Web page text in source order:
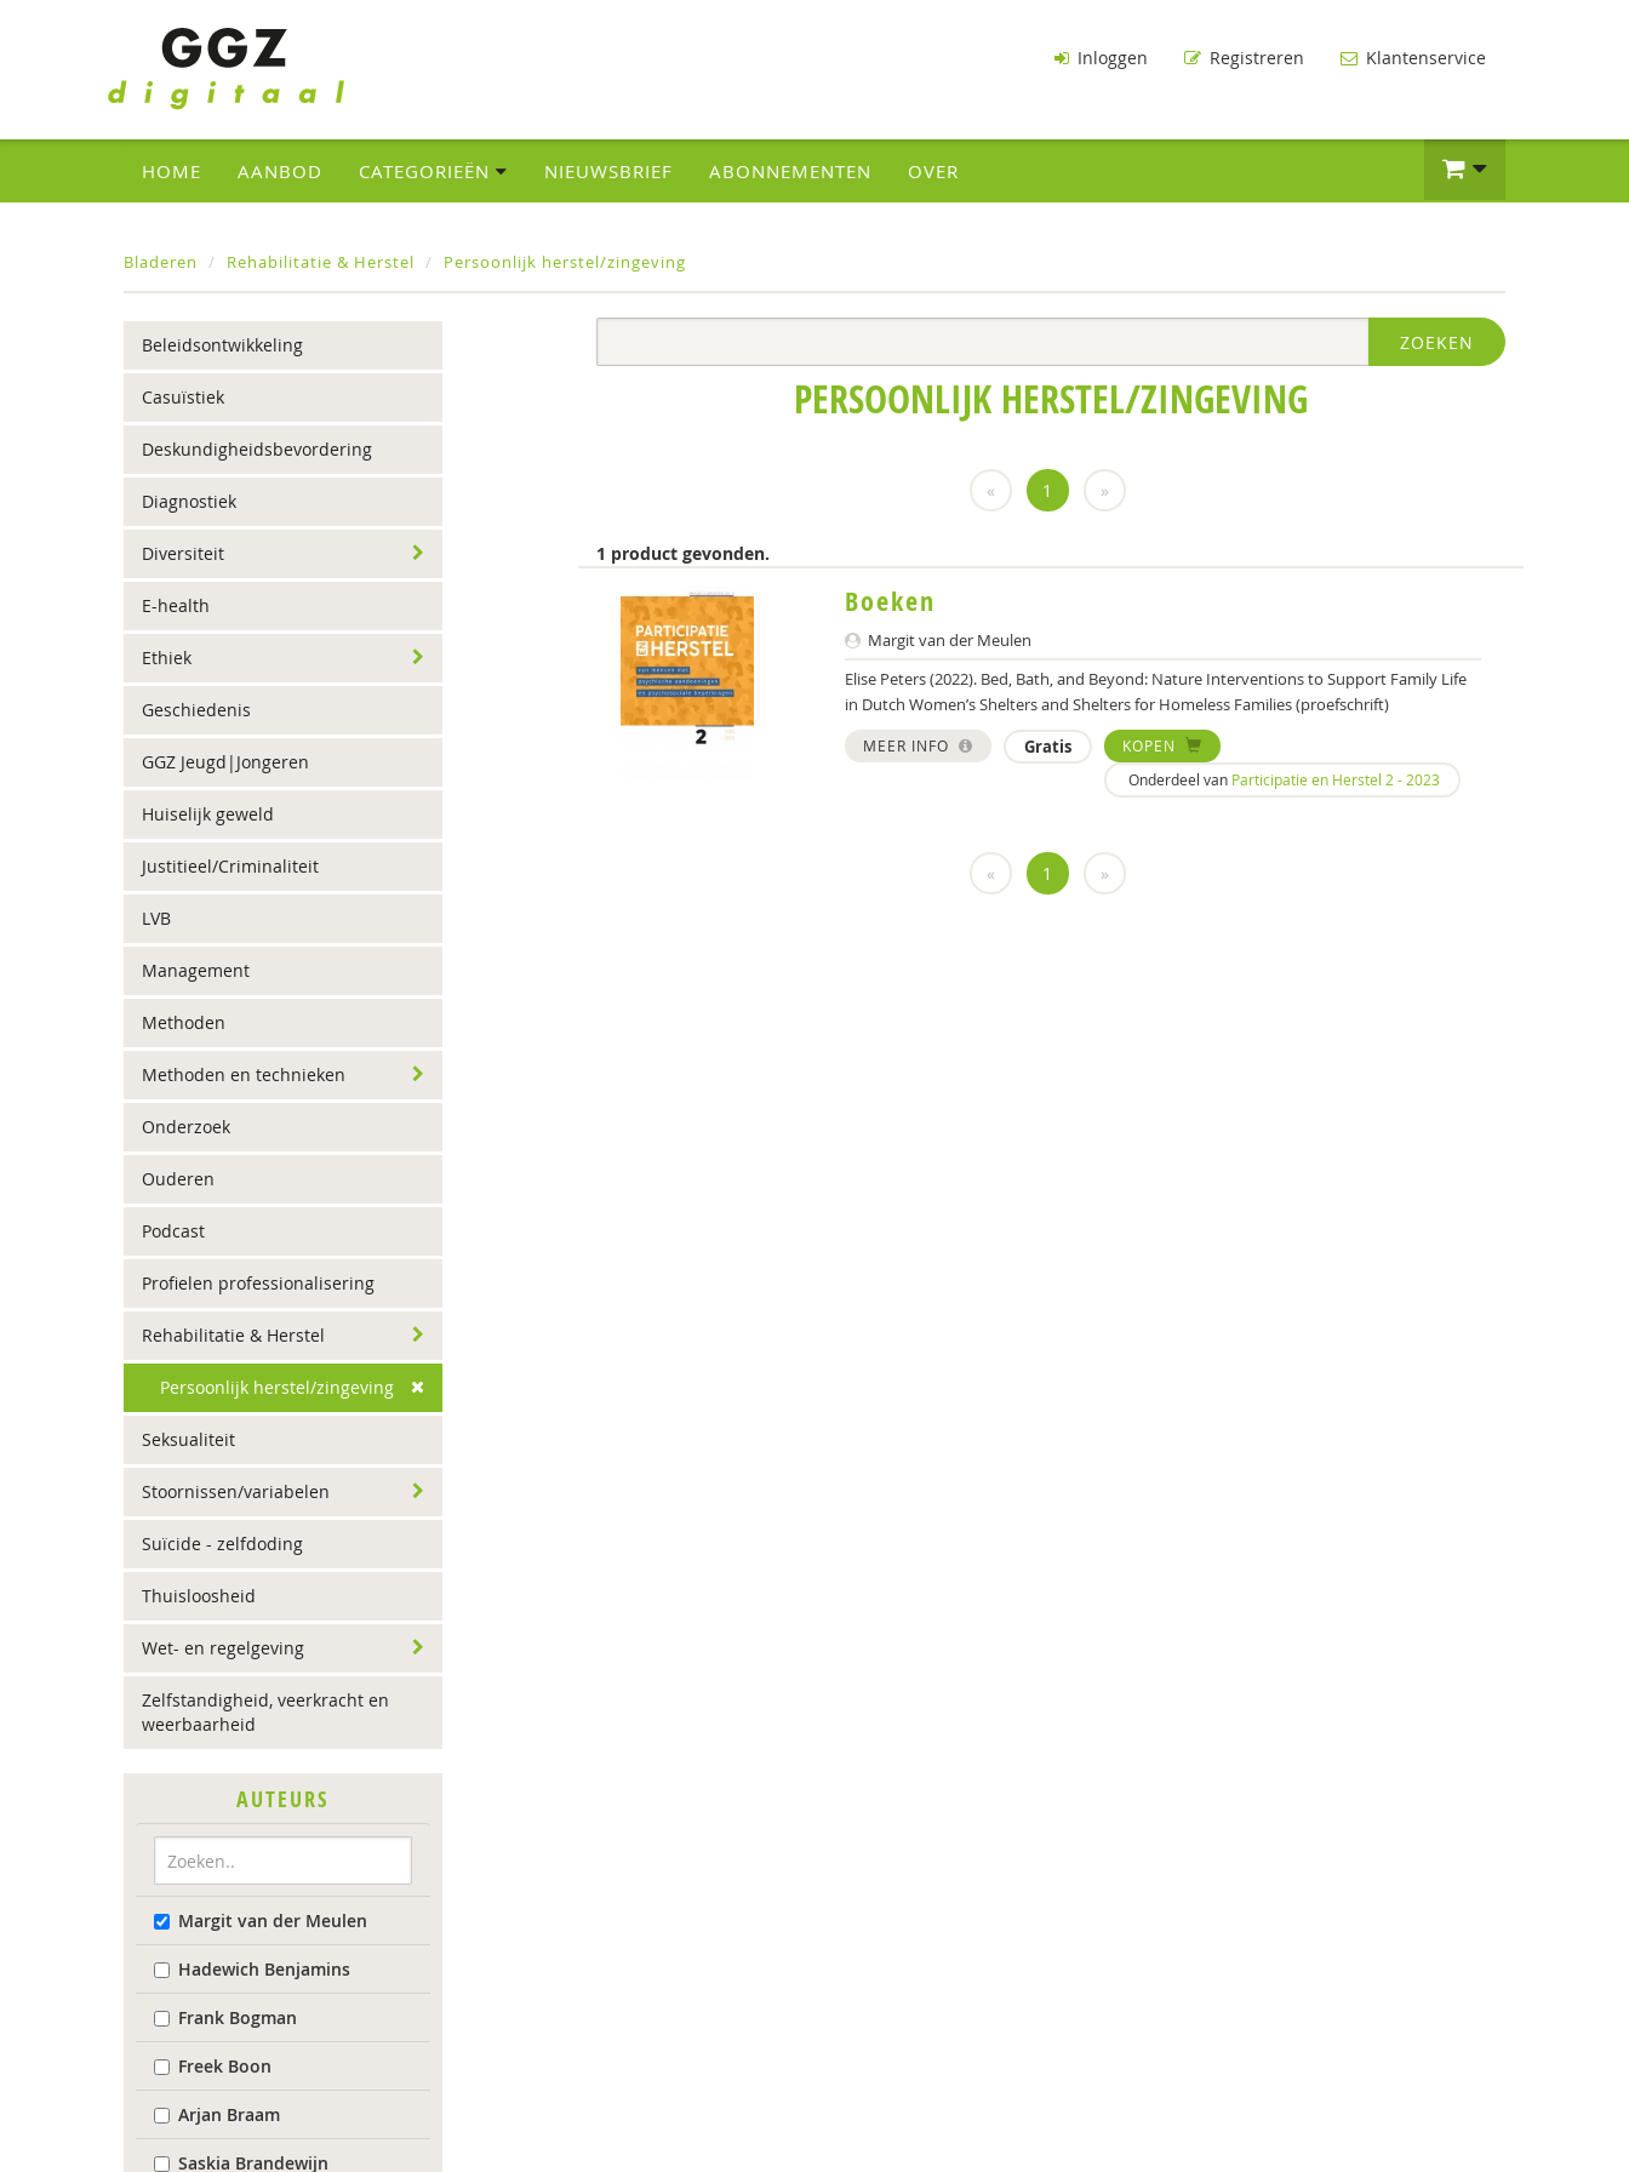
Inloggen Registreren Klantenservice
HOME AANBOD CATEGORIEËN NIEUWSBRIEF ABONNEMENTEN OVER
Bladeren Rehabilitatie & Herstel Persoonlijk herstel/zingeving
Beleidsontwikkeling
Casuïstiek
Deskundigheidsbevordering
Diagnostiek
Diversiteit
E-health
Ethiek
Geschiedenis
GGZ Jeugd|Jongeren
Huiselijk geweld
Justitieel/Criminaliteit
LVB
Management
Methoden
Methoden en technieken
Onderzoek
Ouderen
Podcast
Profielen professionalisering
Rehabilitatie & Herstel
Persoonlijk herstel/zingeving
Seksualiteit
Stoornissen/variabelen
Suïcide - zelfdoding
Thuisloosheid
Wet- en regelgeving
Zelfstandigheid, veerkracht en
weerbaarheid
AUTEURS
Margit van der Meulen
Hadewich Benjamins
Frank Bogman
Freek Boon
Arjan Braam
Saskia Brandewijn
ZOEKEN
PERSOONLIJK HERSTEL/ZINGEVING
« 1 »
1 product gevonden.
Boeken
Margit van der Meulen
Elise Peters (2022). Bed, Bath, and Beyond: Nature Interventions to Support Family Life
in Dutch Women’s Shelters and Shelters for Homeless Families (proefschrift)
MEER INFO Gratis
KOPEN
Onderdeel van Participatie en Herstel 2 - 2023
« 1 »